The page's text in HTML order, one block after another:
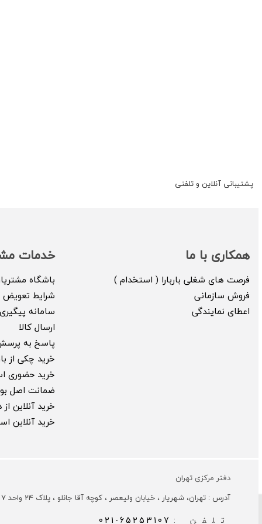
پشتیبانی آنلاین و تلفنی
همکاری با ما
فرصت های شغلی باربارا ( استخدام )
فروش سازمانی
اعطای نمایندگی
خدمات
باشگاه
شرایط تعویض
سامانه
ارسال کالا
پاسخ به
خرید چکی از
خرید حضوری
ضمانت اصل
خرید آنلاین
خرید آنلاین
دفتر مرکزی تهران
آدرس : تهران، شهریار ، خیابان ولیعصر ، کوچه آقا جانلو ، پلاک 24 واحد 7
تلفن : 021-65253107